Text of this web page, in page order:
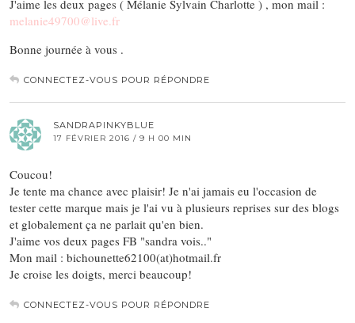
J'aime les deux pages ( Mélanie Sylvain Charlotte ) , mon mail :
melanie49700@live.fr
Bonne journée à vous .
CONNECTEZ-VOUS POUR RÉPONDRE
SANDRAPINKYBLUE
17 FÉVRIER 2016 / 9 H 00 MIN
Coucou!
Je tente ma chance avec plaisir! Je n'ai jamais eu l'occasion de
tester cette marque mais je l'ai vu à plusieurs reprises sur des blogs
et globalement ça ne parlait qu'en bien.
J'aime vos deux pages FB "sandra vois.."
Mon mail : bichounette62100(at)hotmail.fr
Je croise les doigts, merci beaucoup!
CONNECTEZ-VOUS POUR RÉPONDRE